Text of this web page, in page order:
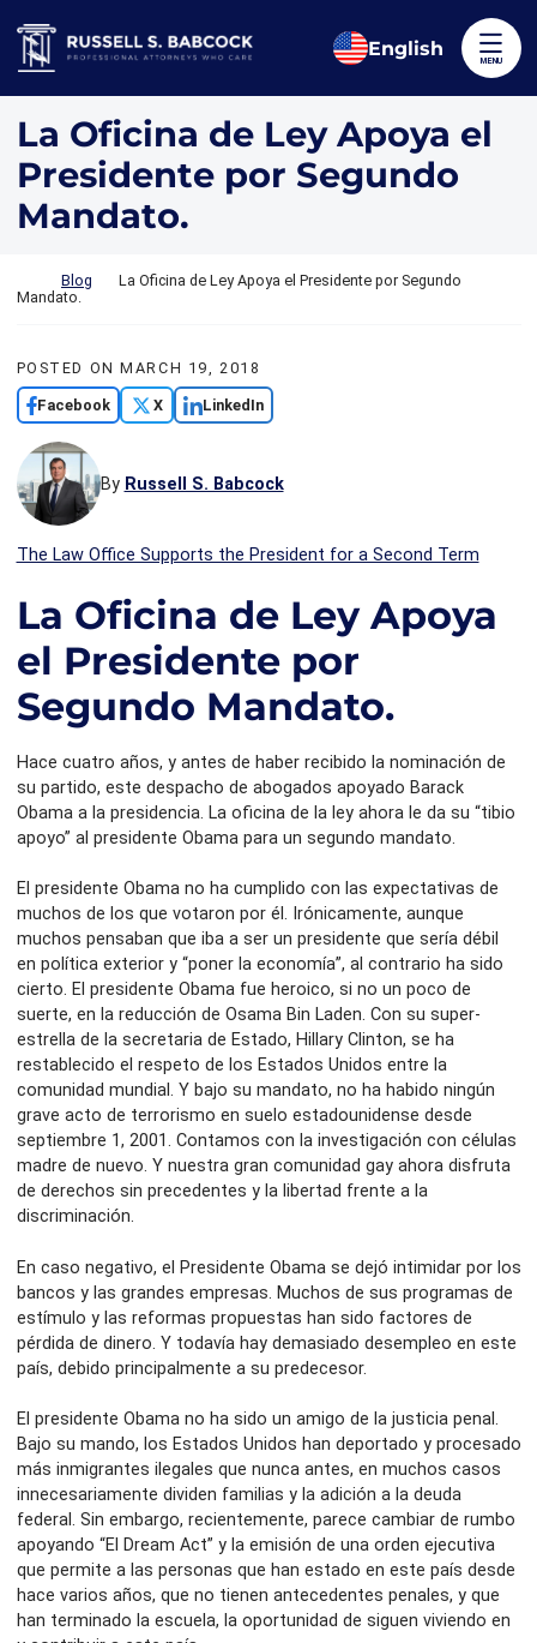
Return home
MENU
English
La Oficina de Ley Apoya el
Presidente por Segundo
Mandato.
Return home
Blog
La Oficina de Ley Apoya el Presidente por Segundo
Mandato.
POSTED ONMARCH 19, 2018
Facebook X LinkedIn
By Russell S. Babcock
The Law Office Supports the President for a Second Term
La Oficina de Ley Apoya
el Presidente por
Segundo Mandato.
Hace cuatro años, y antes de haber recibido la nominación de
su partido, este despacho de abogados apoyado Barack
Obama a la presidencia. La oficina de la ley ahora le da su “tibio
apoyo” al presidente Obama para un segundo mandato.
El presidente Obama no ha cumplido con las expectativas de
muchos de los que votaron por él. Irónicamente, aunque
muchos pensaban que iba a ser un presidente que sería débil
en política exterior y “poner la economía”, al contrario ha sido
cierto. El presidente Obama fue heroico, si no un poco de
suerte, en la reducción de Osama Bin Laden. Con su super-
estrella de la secretaria de Estado, Hillary Clinton, se ha
restablecido el respeto de los Estados Unidos entre la
comunidad mundial. Y bajo su mandato, no ha habido ningún
grave acto de terrorismo en suelo estadounidense desde
septiembre 1, 2001. Contamos con la investigación con células
madre de nuevo. Y nuestra gran comunidad gay ahora disfruta
de derechos sin precedentes y la libertad frente a la
discriminación.
En caso negativo, el Presidente Obama se dejó intimidar por los
bancos y las grandes empresas. Muchos de sus programas de
estímulo y las reformas propuestas han sido factores de
pérdida de dinero. Y todavía hay demasiado desempleo en este
país, debido principalmente a su predecesor.
El presidente Obama no ha sido un amigo de la justicia penal.
Bajo su mando, los Estados Unidos han deportado y procesado
más inmigrantes ilegales que nunca antes, en muchos casos
innecesariamente dividen familias y la adición a la deuda
federal. Sin embargo, recientemente, parece cambiar de rumbo
apoyando “El Dream Act” y la emisión de una orden ejecutiva
que permite a las personas que han estado en este país desde
hace varios años, que no tienen antecedentes penales, y que
han terminado la escuela, la oportunidad de siguen viviendo en